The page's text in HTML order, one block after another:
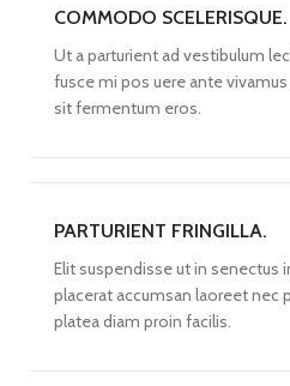
COMMODO SCELERISQUE.
Ut a parturient ad vestibulum
fusce mi pos uere ante
sit fermentum eros.
PARTURIENT FRINGILLA.
Elit suspendisse ut in senectus
placerat accumsan laoreet nec
platea diam proin facilis.